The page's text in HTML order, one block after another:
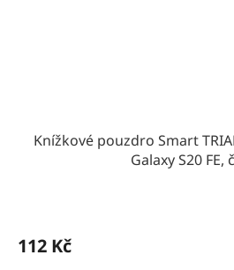
Knížkové pouzdro Smart
Galaxy S20 FE,
112 Kč